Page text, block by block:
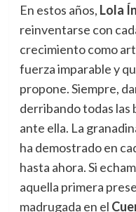
En estos años, Lola
reinventarse con
crecimiento como
fuerza imparable y
propone. Siempre,
derribando todas las
ante ella. La
ha demostrado en
hasta ahora. Si
aquella primera
madrugada en el